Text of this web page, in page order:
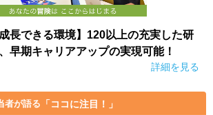
長できる環境】120以上の充実した研
早期キャリアアップの実現可能！
詳細を見る
者が語る 「ココに注目！」